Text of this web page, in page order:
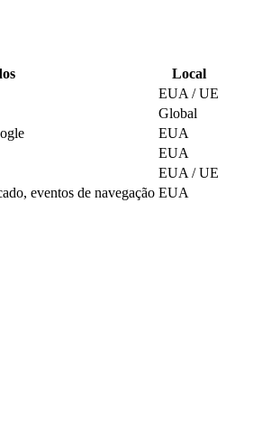
Local
EUA / UE
Global
EUA
EUA
EUA / UE
eventos de navegação EUA